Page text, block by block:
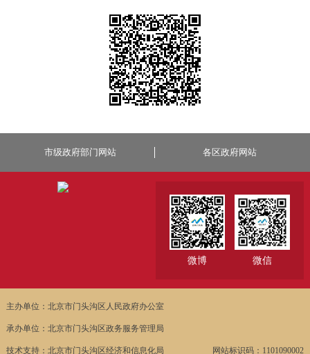
市级政府部门网站 各区政府网站
微博 微信
主办单位：北京市门头沟区人民政府办公室
承办单位：北京市门头沟区政务服务管理局
技术支持：北京市门头沟区经济和信息化局 网站标识码：1101090002